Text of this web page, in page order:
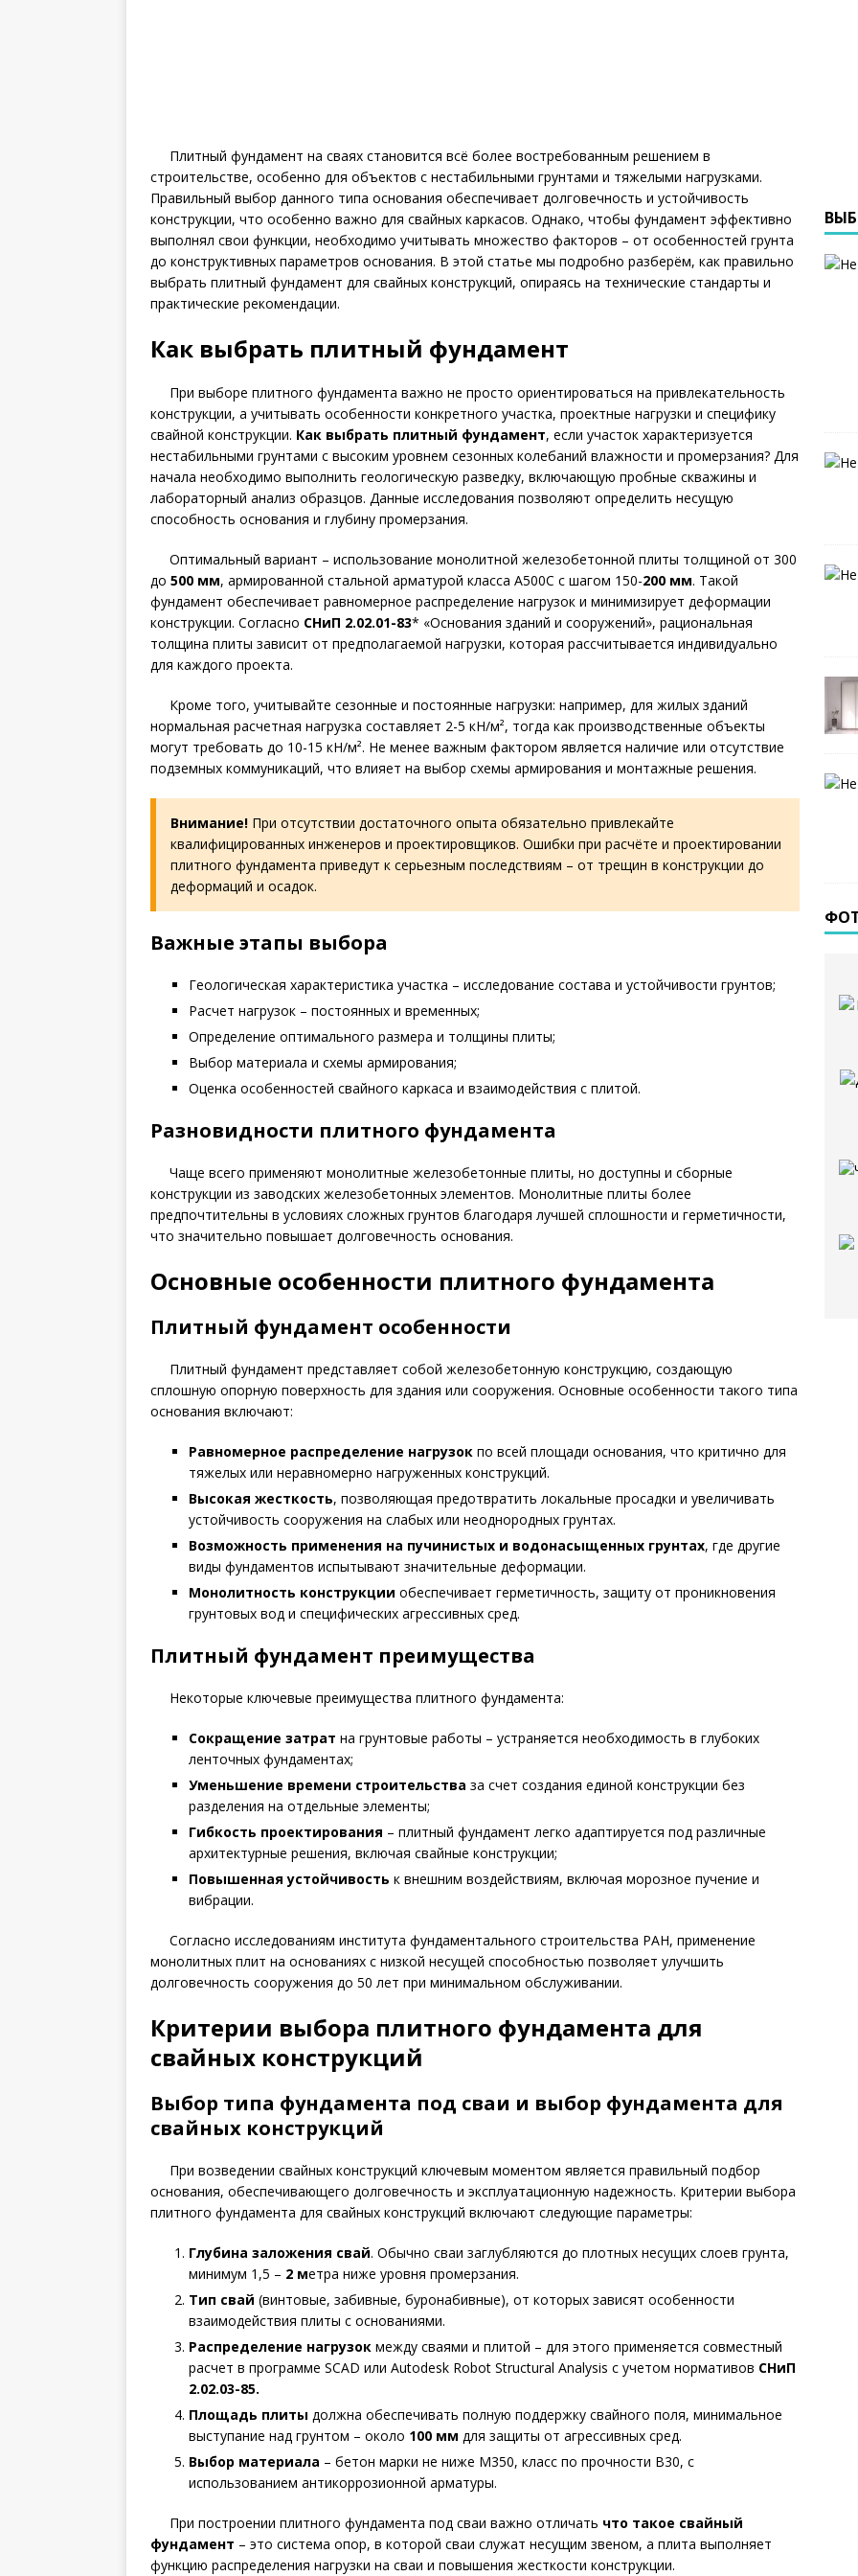
Плитный фундамент на сваях становится всё более востребованным решением в
строительстве, особенно для объектов с нестабильными грунтами и тяжелыми нагрузками.
Правильный выбор данного типа основания обеспечивает долговечность и устойчивость
конструкции, что особенно важно для свайных каркасов. Однако, чтобы фундамент эффективно
выполнял свои функции, необходимо учитывать множество факторов – от особенностей грунта
до конструктивных параметров основания. В этой статье мы подробно разберём, как правильно
выбрать плитный фундамент для свайных конструкций, опираясь на технические стандарты и
практические рекомендации.
Как выбрать плитный фундамент
При выборе плитного фундамента важно не просто ориентироваться на привлекательность
конструкции, а учитывать особенности конкретного участка, проектные нагрузки и специфику
свайной конструкции. Как выбрать плитный фундамент, если участок характеризуется
нестабильными грунтами с высоким уровнем сезонных колебаний влажности и промерзания? Для
начала необходимо выполнить геологическую разведку, включающую пробные скважины и
лабораторный анализ образцов. Данные исследования позволяют определить несущую
способность основания и глубину промерзания.
Оптимальный вариант – использование монолитной железобетонной плиты толщиной от 300
до 500 мм, армированной стальной арматурой класса A500C с шагом 150-200 мм. Такой
фундамент обеспечивает равномерное распределение нагрузок и минимизирует деформации
конструкции. Согласно СНиП 2.02.01-83* «Основания зданий и сооружений», рациональная
толщина плиты зависит от предполагаемой нагрузки, которая рассчитывается индивидуально
для каждого проекта.
Кроме того, учитывайте сезонные и постоянные нагрузки: например, для жилых зданий
нормальная расчетная нагрузка составляет 2-5 кН/м², тогда как производственные объекты
могут требовать до 10-15 кН/м². Не менее важным фактором является наличие или отсутствие
подземных коммуникаций, что влияет на выбор схемы армирования и монтажные решения.
Внимание! При отсутствии достаточного опыта обязательно привлекайте
квалифицированных инженеров и проектировщиков. Ошибки при расчёте и проектировании
плитного фундамента приведут к серьезным последствиям – от трещин в конструкции до
деформаций и осадок.
Важные этапы выбора
Геологическая характеристика участка – исследование состава и устойчивости грунтов;
Расчет нагрузок – постоянных и временных;
Определение оптимального размера и толщины плиты;
Выбор материала и схемы армирования;
Оценка особенностей свайного каркаса и взаимодействия с плитой.
Разновидности плитного фундамента
Чаще всего применяют монолитные железобетонные плиты, но доступны и сборные
конструкции из заводских железобетонных элементов. Монолитные плиты более
предпочтительны в условиях сложных грунтов благодаря лучшей сплошности и герметичности,
что значительно повышает долговечность основания.
Основные особенности плитного фундамента
Плитный фундамент особенности
Плитный фундамент представляет собой железобетонную конструкцию, создающую
сплошную опорную поверхность для здания или сооружения. Основные особенности такого типа
основания включают:
Равномерное распределение нагрузок по всей площади основания, что критично для
тяжелых или неравномерно нагруженных конструкций.
Высокая жесткость, позволяющая предотвратить локальные просадки и увеличивать
устойчивость сооружения на слабых или неоднородных грунтах.
Возможность применения на пучинистых и водонасыщенных грунтах, где другие
виды фундаментов испытывают значительные деформации.
Монолитность конструкции обеспечивает герметичность, защиту от проникновения
грунтовых вод и специфических агрессивных сред.
Плитный фундамент преимущества
Некоторые ключевые преимущества плитного фундамента:
Сокращение затрат на грунтовые работы – устраняется необходимость в глубоких
ленточных фундаментах;
Уменьшение времени строительства за счет создания единой конструкции без
разделения на отдельные элементы;
Гибкость проектирования – плитный фундамент легко адаптируется под различные
архитектурные решения, включая свайные конструкции;
Повышенная устойчивость к внешним воздействиям, включая морозное пучение и
вибрации.
Согласно исследованиям института фундаментального строительства РАН, применение
монолитных плит на основаниях с низкой несущей способностью позволяет улучшить
долговечность сооружения до 50 лет при минимальном обслуживании.
Критерии выбора плитного фундамента для
свайных конструкций
Выбор типа фундамента под сваи и выбор фундамента для
свайных конструкций
При возведении свайных конструкций ключевым моментом является правильный подбор
основания, обеспечивающего долговечность и эксплуатационную надежность. Критерии выбора
плитного фундамента для свайных конструкций включают следующие параметры:
Глубина заложения свай. Обычно сваи заглубляются до плотных несущих слоев грунта,
минимум 1,5 – 2 метра ниже уровня промерзания.
Тип свай (винтовые, забивные, буронабивные), от которых зависят особенности
взаимодействия плиты с основаниями.
Распределение нагрузок между сваями и плитой – для этого применяется совместный
расчет в программе SCAD или Autodesk Robot Structural Analysis с учетом нормативов СНиП
2.02.03-85.
Площадь плиты должна обеспечивать полную поддержку свайного поля, минимальное
выступание над грунтом – около 100 мм для защиты от агрессивных сред.
Выбор материала – бетон марки не ниже М350, класс по прочности В30, с
использованием антикоррозионной арматуры.
При построении плитного фундамента под сваи важно отличать что такое свайный
фундамент – это система опор, в которой сваи служат несущим звеном, а плита выполняет
функцию распределения нагрузки на сваи и повышения жесткости конструкции.